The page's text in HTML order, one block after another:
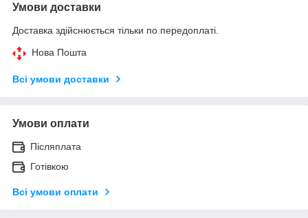
Умови доставки
Доставка здійснюється тільки по передоплаті.
Нова Пошта
Всі умови доставки
Умови оплати
Післяплата
Готівкою
Всі умови оплати